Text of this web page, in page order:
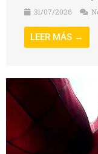
31/07/2026
LEER MÁS →